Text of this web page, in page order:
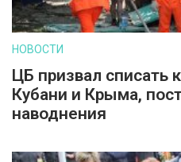
НОВОСТИ
ЦБ призвал списать
Кубани и Крыма,
наводнения